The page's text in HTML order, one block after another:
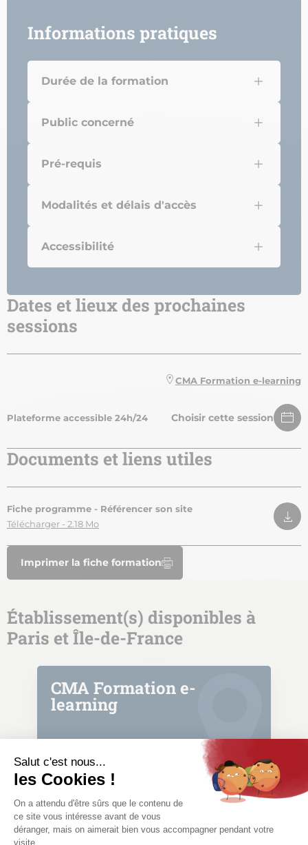
Informations pratiques
Durée de la formation
Public concerné
Pré-requis
Modalités et délais d'accès
Accessibilité
Dates et lieux des prochaines
sessions
CMA Formation e-learning
Plateforme accessible 24h/24 Choisir cette session
Documents et liens utiles
Fiche programme - Référencer son site
Télécharger - 2.18 Mo
Imprimer la fiche formation
Établissement(s) disponibles à
Paris et Île-de-France
CMA Formation e-
learning
Formation courte
CMA Île-de-France
30 06 (service et appel gratuits)